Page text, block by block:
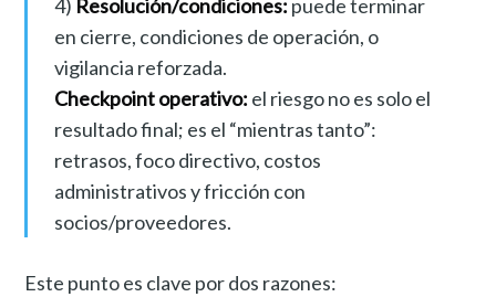
4) Resolución/condiciones: puede terminar
en cierre, condiciones de operación, o
vigilancia reforzada.
Checkpoint operativo: el riesgo no es solo el
resultado final; es el “mientras tanto”:
retrasos, foco directivo, costos
administrativos y fricción con
socios/proveedores.
Este punto es clave por dos razones: